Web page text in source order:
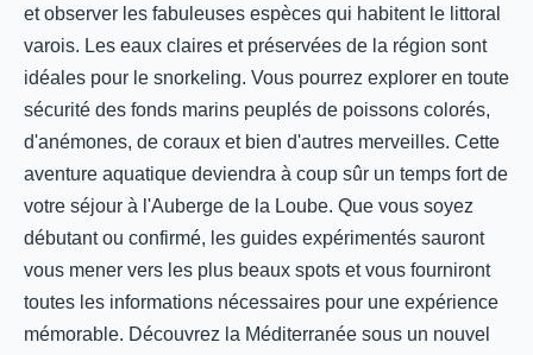
et observer les fabuleuses espèces qui habitent le littoral
varois. Les eaux claires et préservées de la région sont
idéales pour le snorkeling. Vous pourrez explorer en toute
sécurité des fonds marins peuplés de poissons colorés,
d'anémones, de coraux et bien d'autres merveilles. Cette
aventure aquatique deviendra à coup sûr un temps fort de
votre séjour à l'Auberge de la Loube. Que vous soyez
débutant ou confirmé, les guides expérimentés sauront
vous mener vers les plus beaux spots et vous fourniront
toutes les informations nécessaires pour une expérience
mémorable. Découvrez la Méditerranée sous un nouvel